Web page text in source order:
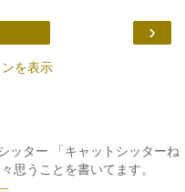
›
を表示
ッター 「キャットシッターね
思うことを書いてます。